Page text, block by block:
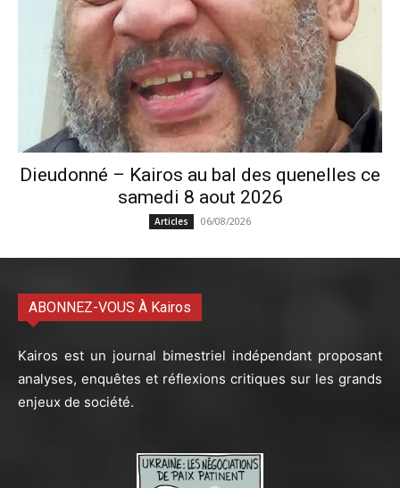
Dieudonné – Kairos au bal des quenelles ce
samedi 8 aout 2026
Articles 06/08/2026
ABONNEZ-VOUS À Kairos
Kairos est un journal bimestriel indépendant proposant
analyses, enquêtes et réflexions critiques sur les grands
enjeux de société.